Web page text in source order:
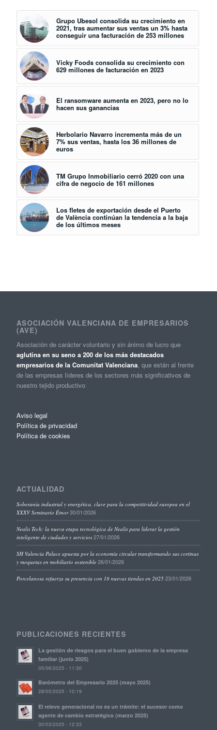
Grupo Ubesol consolida su crecimiento en
2021, tras aumentar sus ventas un 3% hasta
conseguir una facturación de 253 millones
Vicky Foods consolida su crecimiento con
629 millones de facturación en 2023
El ransomware aumenta en 2023, pero no lo
hacen sus ganancias
Herbolario Navarro incrementa más de un
7% sus ventas, hasta los 36 millones de
euros
TM Grupo Inmobiliario cerró 2020 con una
cifra de negocio de 161 millones
Los fletes de exportación desde el Puerto
de València continúan la tendencia a la baja
de los últimos meses
ASOCIACIÓN VALENCIANA DE EMPRESARIOS
(AVE)
Asociación de carácter voluntario y sin ánimo de lucro que
aglutina en su seno a 200 de los más destacados
empresarios de la Comunitat Valenciana, que están al frente
de las empresas líderes de los sectores más significativos de
nuestro tejido productivo
Aviso legal
Política de privacidad
Política de cookies
ACTUALIDAD
Soberanía industrial y energética, clave para la competitividad europea en el
XXXV Seminario Étnor 30/01/2026
Nealis Tech: la nueva etapa tecnológica de Nealis para liderar la gestión
inteligente de ciudades y servicios 27/01/2026
SH Valencia Palace apuesta por la economía circular transformando sus cortinas
y moquetas en mobiliario sostenible 26/01/2026
Porcelanosa refuerza su presencia con 18 nuevas tiendas en 2025 23/01/2026
PUBLICACIONES RECIENTES
La gestión de riesgos para el buen gobierno de la empresa
familiar (junio 2025)
05/06/2025 - 11:30
Barómetro del Empresario 2025 (mayo 2025)
28/05/2025 - 10:19
El relevo generacional no es un trámite: el sucesor como
agente de cambio estratégico (marzo 2025)
30/03/2025 - 12:33